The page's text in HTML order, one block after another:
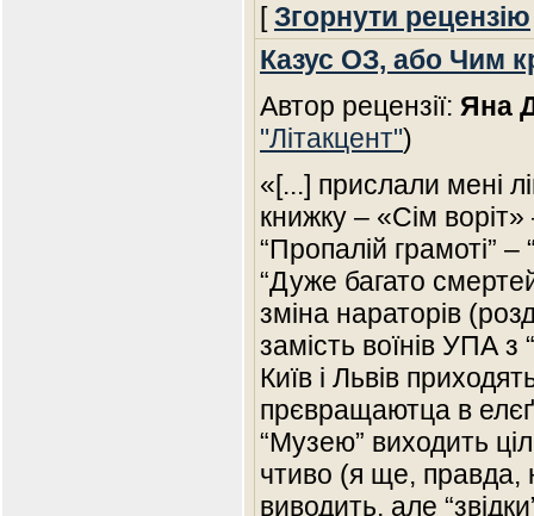
[Згорнути рецензію
Казус ОЗ, або Чим
Автор рецензії: Яна
"Літакцент")
«[...] прислали мені
книжку – «Сім
“Пропалій грамоті”
“Дуже багато
зміна нараторів
замість воїнів УПА з
Київ і Львів
прєвращаютца в
“Музею” виходить
чтиво (я ще, правда,
виводить, але